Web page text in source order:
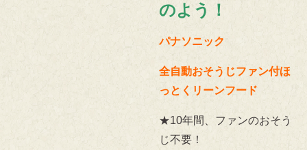
のよう！
パナソニック
全自動おそうじファン付ほ
っとくリーンフード
★10年間、ファンのおそう
じ不要！